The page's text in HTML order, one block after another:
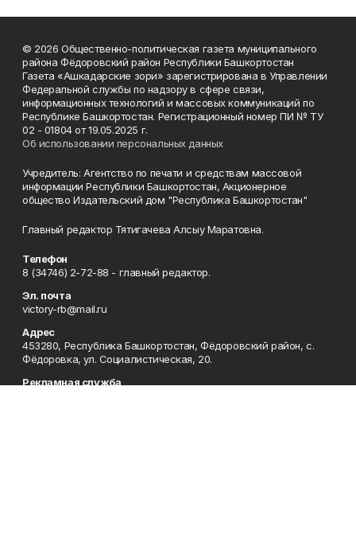
© 2026 Общественно-политическая газета муниципального
района Фёдоровский район Республики Башкортостан
Газета «Ашкадарские зори» зарегистрирована в Управлении
Федеральной службы по надзору в сфере связи,
информационных технологий и массовых коммуникаций по
Республике Башкортостан. Регистрационный номер ПИ № ТУ
02 - 01804 от 19.05.2025 г.
Об использовании персональных данных
Учредитель: Агентство по печати и средствам массовой
информации Республики Башкортостан, Акционерное
общество Издательский дом "Республика Башкортостан"
Главный редактор Тятигачева Алсыу Маратовна.
Телефон
8 (34746) 2-72-88 - главный редактор.
Эл. почта
victory-rb@mail.ru
Адрес
453280, Республика Башкортостан, Фёдоровский район, с.
Фёдоровка, ул. Социалистическая, 20.
Рекламная служба